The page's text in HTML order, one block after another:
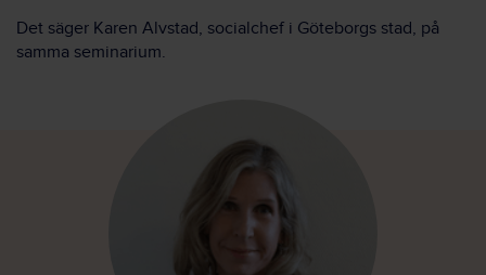
Det säger Karen Alvstad, socialchef i Göteborgs stad, på
samma seminarium.